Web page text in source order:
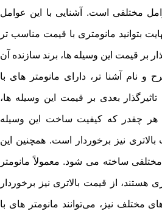
مختلفی است. آشنایی با این عوامل
بتوانید مانومتری با قیمت مناسب ‌تر
بر قیمت این وسیله‌ ها، برند سازنده آن
و نام ‌آشنا تر، دارای مانومتر های با
بعدی بر قیمت این وسیله ‌ها،
چقدر که کیفیت ساخت این وسیله
بالاتری نیز برخوردار است. همچنین این
ساخته می‌ شود. معمولاً مانومتر
از قیمت بالاتری نیز برخوردار
مختلف نیز، می‌توانند مانومتر های با